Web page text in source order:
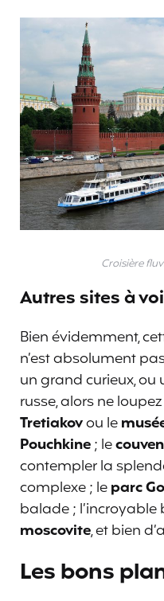
Croisière
Autres sites à
Bien évidemment,
n’est absolument
un grand curieux,
russe, alors ne
Tretiakovou le
Pouchkine; le
contempler la
complexe ; leparc
balade ; l’incroyable
moscovite, et bien
Les bons